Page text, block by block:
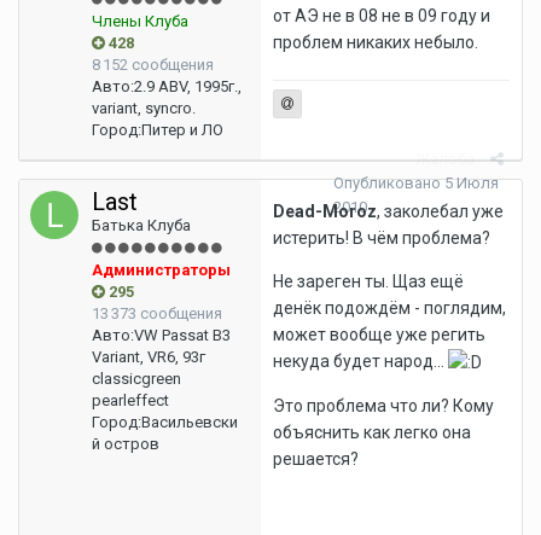
Члены Клуба
428
8 152 сообщения
Авто:2.9 ABV, 1995г.,
variant, syncro.
Город:Питер и ЛО
от АЭ не в 08 не в 09 году и
проблем никаких небыло.
Last
Батька Клуба
Администраторы
295
13 373 сообщения
Авто:VW Passat B3
Variant, VR6, 93г
classicgreen
pearleffect
Город:Васильевски
й остров
Жалоба
Опубликовано5 Июля
2010
Dead-Moroz, заколебал уже
истерить! В чём проблема?
Не зареген ты. Щаз ещё
денёк подождём - поглядим,
может вообще уже регить
некуда будет народ...
Это проблема что ли? Кому
объяснить как легко она
решается?